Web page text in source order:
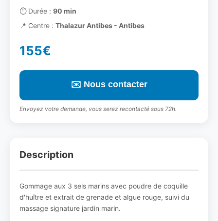
⏱️Durée : 90 min
📍 Centre : Thalazur Antibes - Antibes
155€
✉️ Nous contacter
Envoyez votre demande, vous serez recontacté sous 72h.
Description
Gommage aux 3 sels marins avec poudre de coquille
d'huître et extrait de grenade et algue rouge, suivi du
massage signature jardin marin.